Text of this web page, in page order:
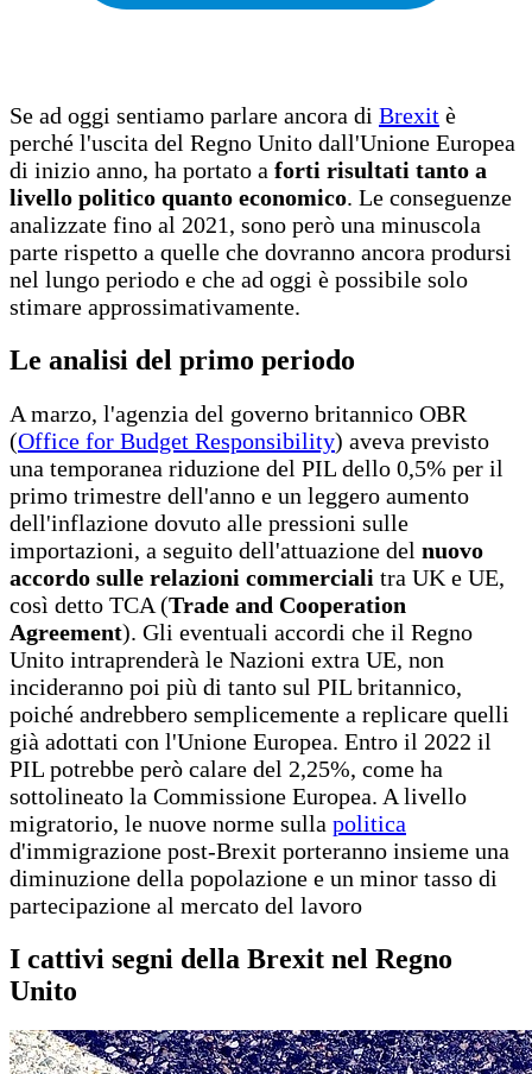
Se ad oggi sentiamo parlare ancora di Brexit è
perché l'uscita del Regno Unito dall'Unione Europea
di inizio anno, ha portato a forti risultati tanto a
livello politico quanto economico. Le conseguenze
analizzate fino al 2021, sono però una minuscola
parte rispetto a quelle che dovranno ancora prodursi
nel lungo periodo e che ad oggi è possibile solo
stimare approssimativamente.
Le analisi del primo periodo
A marzo, l'agenzia del governo britannico OBR
(Office for Budget Responsibility) aveva previsto
una temporanea riduzione del PIL dello 0,5% per il
primo trimestre dell'anno e un leggero aumento
dell'inflazione dovuto alle pressioni sulle
importazioni, a seguito dell'attuazione del nuovo
accordo sulle relazioni commerciali tra UK e UE,
così detto TCA (Trade and Cooperation
Agreement). Gli eventuali accordi che il Regno
Unito intraprenderà le Nazioni extra UE, non
incideranno poi più di tanto sul PIL britannico,
poiché andrebbero semplicemente a replicare quelli
già adottati con l'Unione Europea. Entro il 2022 il
PIL potrebbe però calare del 2,25%, come ha
sottolineato la Commissione Europea. A livello
migratorio, le nuove norme sulla politica
d'immigrazione post-Brexit porteranno insieme una
diminuzione della popolazione e un minor tasso di
partecipazione al mercato del lavoro
I cattivi segni della Brexit nel Regno
Unito